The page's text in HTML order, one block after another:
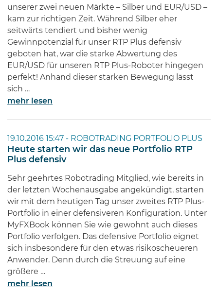
unserer zwei neuen Märkte – Silber und EUR/USD –
kam zur richtigen Zeit. Während Silber eher
seitwärts tendiert und bisher wenig
Gewinnpotenzial für unser RTP Plus defensiv
geboten hat, war die starke Abwertung des
EUR/USD für unseren RTP Plus-Roboter hingegen
perfekt! Anhand dieser starken Bewegung lässt
sich …
mehr lesen
19.10.2016 15:47 - ROBOTRADING PORTFOLIO PLUS
Heute starten wir das neue Portfolio RTP
Plus defensiv
Sehr geehrtes Robotrading Mitglied, wie bereits in
der letzten Wochenausgabe angekündigt, starten
wir mit dem heutigen Tag unser zweites RTP Plus-
Portfolio in einer defensiveren Konfiguration. Unter
MyFXBook können Sie wie gewohnt auch dieses
Portfolio verfolgen. Das defensive Portfolio eignet
sich insbesondere für den etwas risikoscheueren
Anwender. Denn durch die Streuung auf eine
größere …
mehr lesen